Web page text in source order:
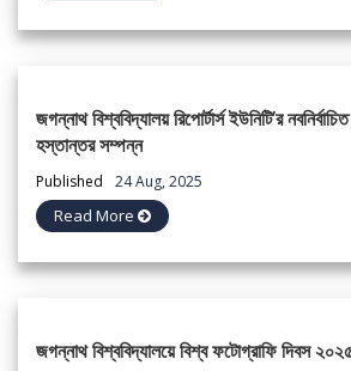
জগন্নাথ বিশ্ববিদ্যালয় রিপোর্টার্স ইউনিটি’র
হস্তান্তর সম্পন্ন
Published 24 Aug, 2025
Read More
জগন্নাথ বিশ্ববিদ্যালয়ে বিশ্ব ফটোগ্রাফি দিবস